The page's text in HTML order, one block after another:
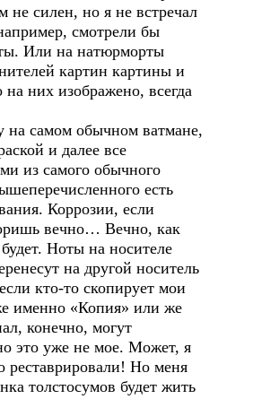
не силен, но я не встречал
смотрели бы
Или на натюрморты
картин картины и
на них изображено, всегда
самом обычном ватмане,
и далее все
из самого обычного
есть
Коррозии, если
вечно… Вечно, как
Ноты на носителе
на другой носитель
кто-то скопирует мои
именно «Копия» или же
конечно, могут
это уже не мое. Может, я
реставрировали! Но меня
толстосумов будет жить